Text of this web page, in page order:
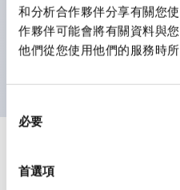
和分析合作夥伴分享有關您
作夥伴可能會將有關資料與
他們從您使用他們的服務時
必要
首選項
燈時的顏色識別。
符合 ISO 3864-4 安全色
顏色表現更明確鮮明，便